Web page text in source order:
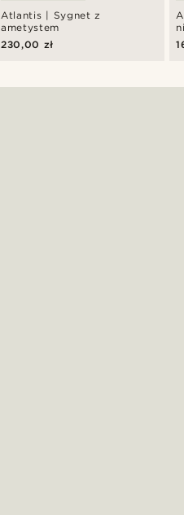
Atlantis | Sygnet z
ametystem
230,00 zł